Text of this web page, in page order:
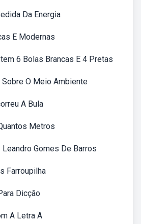
Da Energia
E Modernas
6 Bolas Brancas E 4 Pretas
Sobre O Meio Ambiente
A Bula
Metros
Leandro Gomes De Barros
Farroupilha
Dicção
A Letra A